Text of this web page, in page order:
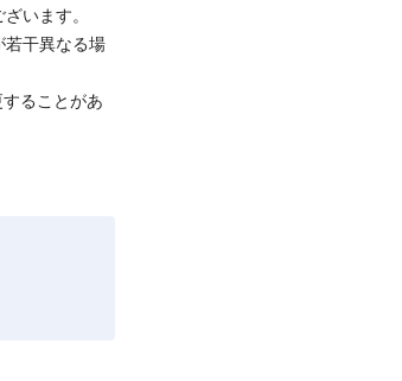
います。
干異なる場
ることがあ